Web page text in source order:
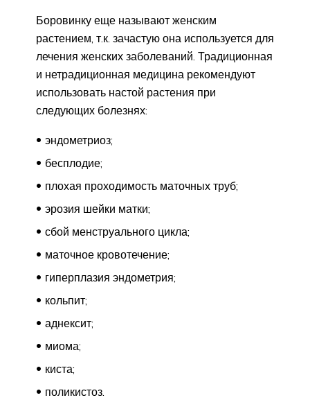
Боровинку еще называют женским
растением, т.к. зачастую она используется для
лечения женских заболеваний. Традиционная
и нетрадиционная медицина рекомендуют
использовать настой растения при
следующих болезнях:
эндометриоз;
бесплодие;
плохая проходимость маточных труб;
эрозия шейки матки;
сбой менструального цикла;
маточное кровотечение;
гиперплазия эндометрия;
кольпит;
аднексит;
миома;
киста;
поликистоз.